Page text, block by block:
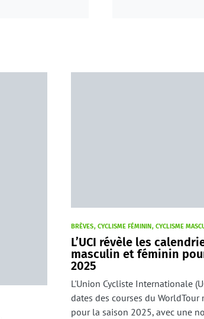
BRÈVES CYCLISME FÉMININ CYCLISME
L’UCI révèle les
masculin et féminin
2025
L'Union Cycliste Internationale
dates des courses du
pour la saison 2025, avec une